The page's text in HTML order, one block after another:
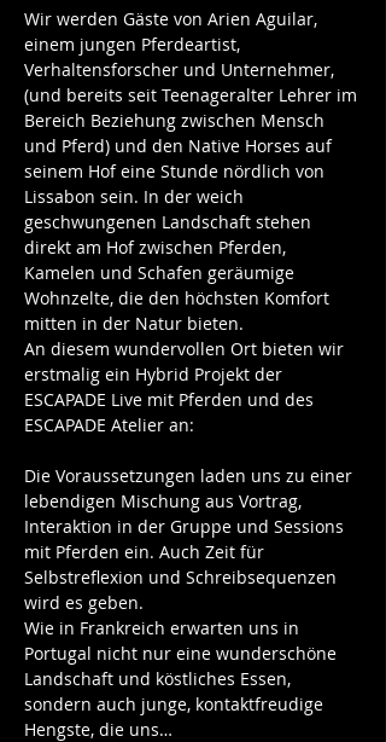
Wir werden Gäste von Arien Aguilar,
einem jungen Pferdeartist,
Verhaltensforscher und Unternehmer,
(und bereits seit Teenageralter Lehrer im
Bereich Beziehung zwischen Mensch
und Pferd) und den Native Horses auf
seinem Hof eine Stunde nördlich von
Lissabon sein. In der weich
geschwungenen Landschaft stehen
direkt am Hof zwischen Pferden,
Kamelen und Schafen geräumige
Wohnzelte, die den höchsten Komfort
mitten in der Natur bieten.
An diesem wundervollen Ort bieten wir
erstmalig ein Hybrid Projekt der
ESCAPADE Live mit Pferden und des
ESCAPADE Atelier an:
Die Voraussetzungen laden uns zu einer
lebendigen Mischung aus Vortrag,
Interaktion in der Gruppe und Sessions
mit Pferden ein. Auch Zeit für
Selbstreflexion und Schreibsequenzen
wird es geben.
Wie in Frankreich erwarten uns in
Portugal nicht nur eine wunderschöne
Landschaft und köstliches Essen,
sondern auch junge, kontaktfreudige
Hengste, die uns…